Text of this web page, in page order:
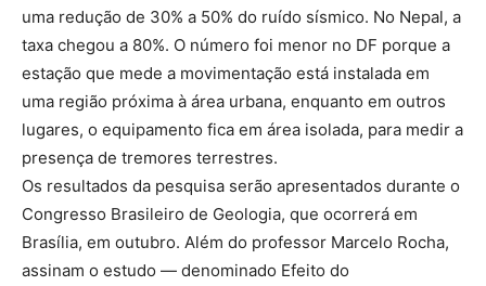
uma redução de 30% a 50% do ruído sísmico. No Nepal, a
taxa chegou a 80%. O número foi menor no DF porque a
estação que mede a movimentação está instalada em
uma região próxima à área urbana, enquanto em outros
lugares, o equipamento fica em área isolada, para medir a
presença de tremores terrestres.
Os resultados da pesquisa serão apresentados durante o
Congresso Brasileiro de Geologia, que ocorrerá em
Brasília, em outubro. Além do professor Marcelo Rocha,
assinam o estudo — denominado Efeito do